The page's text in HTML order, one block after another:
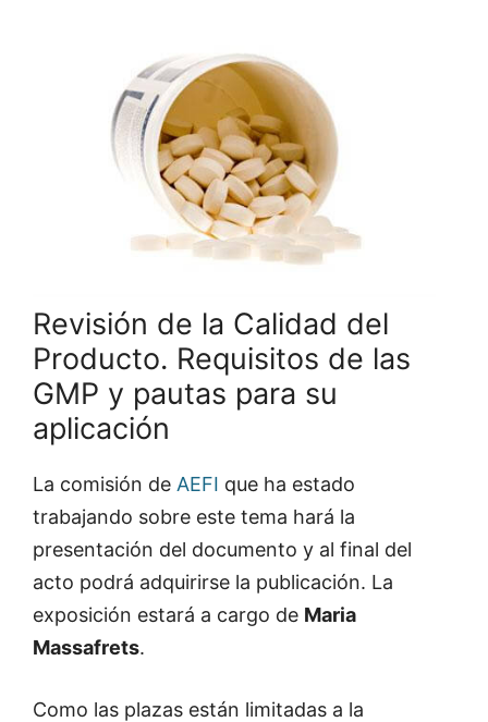
Revisión de la Calidad del
Producto. Requisitos de las
GMP y pautas para su
aplicación
La comisión de AEFI que ha estado
trabajando sobre este tema hará la
presentación del documento y al final del
acto podrá adquirirse la publicación. La
exposición estará a cargo de Maria
Massafrets.
Como las plazas están limitadas a la